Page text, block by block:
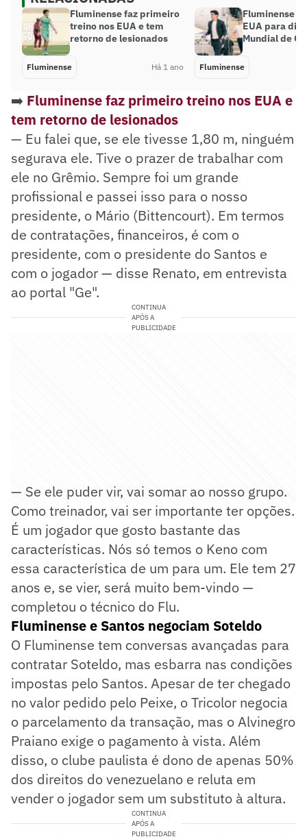
Fluminense faz primeiro
treino nos EUA e tem
retorno de lesionados
Fluminense Há 1 ano
Fluminense
EUA para
Mundial de
Fluminense
➡️ Fluminense faz primeiro treino nos EUA e
tem retorno de lesionados
— Eu falei que, se ele tivesse 1,80 m, ninguém
segurava ele. Tive o prazer de trabalhar com
ele no Grêmio. Sempre foi um grande
profissional e passei isso para o nosso
presidente, o Mário (Bittencourt). Em termos
de contratações, financeiros, é com o
presidente, com o presidente do Santos e
com o jogador — disse Renato, em entrevista
ao portal "Ge".
CONTINUA
APÓS A
PUBLICIDADE
— Se ele puder vir, vai somar ao nosso grupo.
Como treinador, vai ser importante ter opções.
É um jogador que gosto bastante das
características. Nós só temos o Keno com
essa característica de um para um. Ele tem 27
anos e, se vier, será muito bem-vindo —
completou o técnico do Flu.
Fluminense e Santos negociam Soteldo
O Fluminense tem conversas avançadas para
contratar Soteldo, mas esbarra nas condições
impostas pelo Santos. Apesar de ter chegado
no valor pedido pelo Peixe, o Tricolor negocia
o parcelamento da transação, mas o Alvinegro
Praiano exige o pagamento à vista. Além
disso, o clube paulista é dono de apenas 50%
dos direitos do venezuelano e reluta em
vender o jogador sem um substituto à altura.
CONTINUA
APÓS A
PUBLICIDADE